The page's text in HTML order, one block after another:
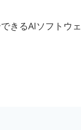
きるAIソフトウェ